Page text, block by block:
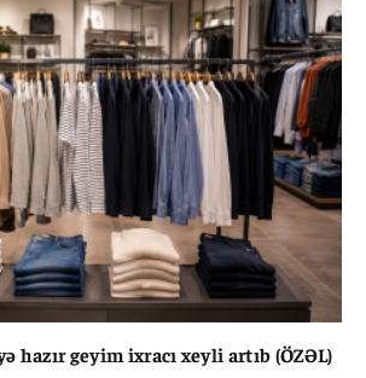
hazır geyim ixracı xeyli artıb (ÖZƏL)